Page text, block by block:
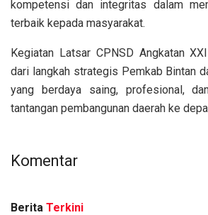
kompetensi dan integritas dalam
terbaik kepada masyarakat.
Kegiatan Latsar CPNSD Angkatan
dari langkah strategis Pemkab Bintan
yang berdaya saing, profesional,
tantangan pembangunan daerah ke
Komentar
Berita Terkini